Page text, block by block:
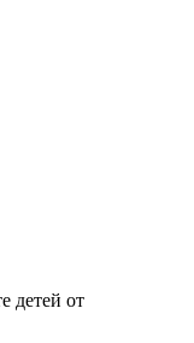
детей от